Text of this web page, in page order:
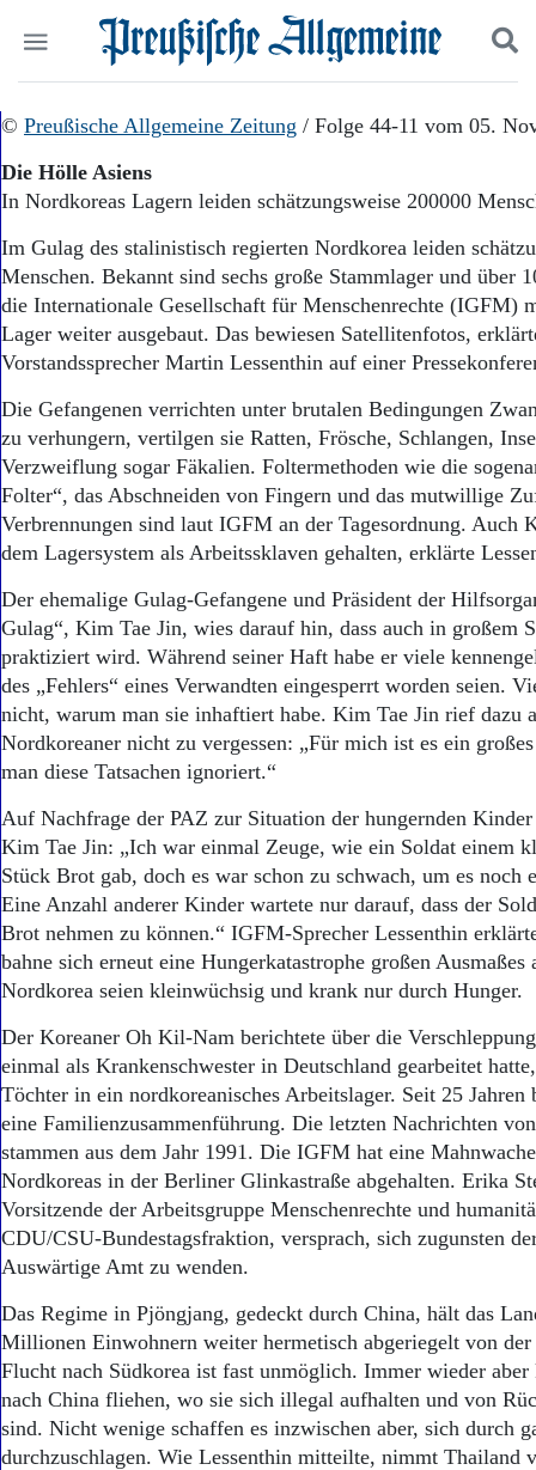
Start
Wer wir sind
Aktuelle Ausgabe
Abonnenten-Login
Abonnent werden
Abo Prämien
Archiv
Mediadaten
Politik
Panorama
Leben
Geschichte
Ostpreußen
Pommern
Berlin-Brandenburg
Danzig und Westpreußen
Bücher
Kontakt
Impressum
Datenschutz
Suchen und finden
© Preußische Allgemeine Zeitung / Folge 44-11 vom 05.
Die Hölle Asiens
In Nordkoreas Lagern leiden schätzungsweise 200000
Im Gulag des stalinistisch regierten Nordkorea leiden
Menschen. Bekannt sind sechs große Stammlager und über
die Internationale Gesellschaft für Menschenrechte (IGFM)
Lager weiter ausgebaut. Das bewiesen Satellitenfotos,
Vorstandssprecher Martin Lessenthin auf einer
Die Gefangenen verrichten unter brutalen Bedingungen
zu verhungern, vertilgen sie Ratten, Frösche, Schlangen,
Verzweiflung sogar Fäkalien. Foltermethoden wie die
Folter“, das Abschneiden von Fingern und das mutwillige
Verbrennungen sind laut IGFM an der Tagesordnung. Auch
dem Lagersystem als Arbeitssklaven gehalten, erklärte
Der ehemalige Gulag-Gefangene und Präsident der
Gulag“, Kim Tae Jin, wies darauf hin, dass auch in großem
praktiziert wird. Während seiner Haft habe er viele
des „Fehlers“ eines Verwandten eingesperrt worden seien.
nicht, warum man sie inhaftiert habe. Kim Tae Jin rief dazu
Nordkoreaner nicht zu vergessen: „Für mich ist es ein
man diese Tatsachen ignoriert.“
Auf Nachfrage der PAZ zur Situation der hungernden
Kim Tae Jin: „Ich war einmal Zeuge, wie ein Soldat einem
Stück Brot gab, doch es war schon zu schwach, um es noch
Eine Anzahl anderer Kinder wartete nur darauf, dass der
Brot nehmen zu können.“ IGFM-Sprecher Lessenthin
bahne sich erneut eine Hungerkatastrophe großen
Nordkorea seien kleinwüchsig und krank nur durch Hunger.
Der Koreaner Oh Kil-Nam berichtete über die
einmal als Krankenschwester in Deutschland gearbeitet
Töchter in ein nordkoreanisches Arbeitslager. Seit 25 Jahren
eine Familienzusammenführung. Die letzten Nachrichten
stammen aus dem Jahr 1991. Die IGFM hat eine
Nordkoreas in der Berliner Glinkastraße abgehalten. Erika
Vorsitzende der Arbeitsgruppe Menschenrechte und
CDU/CSU-Bundestagsfraktion, versprach, sich zugunsten
Auswärtige Amt zu wenden.
Das Regime in Pjöngjang, gedeckt durch China, hält das
Millionen Einwohnern weiter hermetisch abgeriegelt von
Flucht nach Südkorea ist fast unmöglich. Immer wieder aber
nach China fliehen, wo sie sich illegal aufhalten und von
sind. Nicht wenige schaffen es inzwischen aber, sich durch
durchzuschlagen. Wie Lessenthin mitteilte, nimmt Thailand